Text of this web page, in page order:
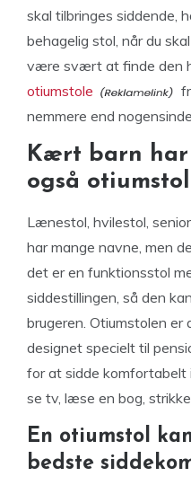
skal tilbringes siddende,
behagelig stol, når du
være svært at finde den
otiumstole
nemmere end
Kært barn har
også
Lænestol, hvilestol,
har mange navne, men
det er en funktionsstol
siddestillingen, så den
brugeren. Otiumstolen
designet specielt til
for at sidde komfortabelt
se tv, læse en bog,
En otiumstol
bedste